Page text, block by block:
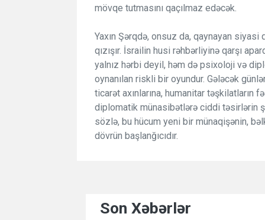
mövqe tutmasını qaçılmaz edəcək.
Yaxın Şərqdə, onsuz da, qaynayan siyasi
qızışır. İsrailin husi rəhbərliyinə qarşı
yalnız hərbi deyil, həm də psixoloji və
oynanılan riskli bir oyundur. Gələcək
ticarət axınlarına, humanitar təşkilatların
diplomatik münasibətlərə ciddi təsirlərin
sözlə, bu hücum yeni bir münaqişənin,
dövrün başlanğıcıdır.
Son Xəbərlər